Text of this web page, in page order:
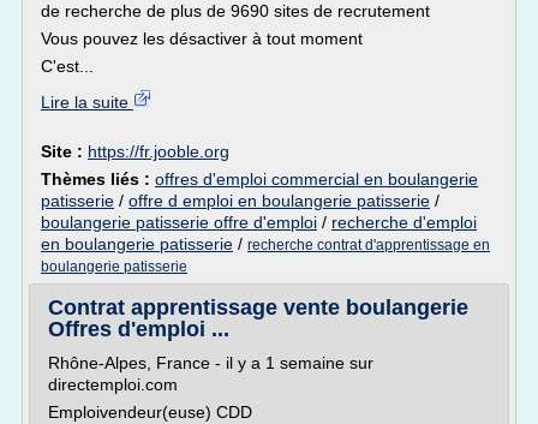
de recherche de plus de 9690 sites de recrutement
Vous pouvez les désactiver à tout moment
C'est...
Lire la suite
Site : https://fr.jooble.org
Thèmes liés : offres d'emploi commercial en boulangerie
patisserie / offre d emploi en boulangerie patisserie /
boulangerie patisserie offre d'emploi / recherche d'emploi
en boulangerie patisserie / recherche contrat d'apprentissage en
boulangerie patisserie
Contrat apprentissage vente boulangerie
Offres d'emploi ...
Rhône-Alpes, France - il y a 1 semaine sur
directemploi.com
Emploivendeur(euse) CDD